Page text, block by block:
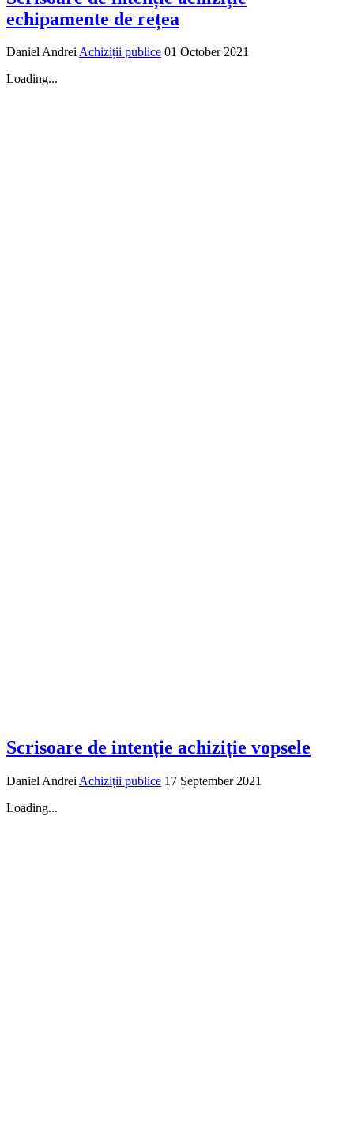
echipamente de rețea
Daniel AndreiAchiziții publice 01 October 2021
Loading...
Scrisoare de intenție achiziție vopsele
Daniel Andrei Achiziții publice 17 September 2021
Loading...